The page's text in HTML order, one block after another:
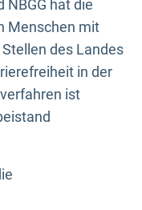
NBGG hat die
Menschen mit
des Landes
in der
ist